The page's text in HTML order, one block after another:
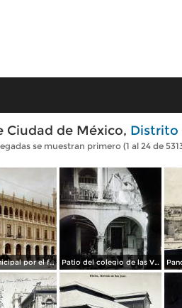
Ciudad de México, Distrito
se muestran primero (1 al 24 de
Palacio Municipal por el fotografo Hugo Brehme.. Patio del colegio de las Vizcainas por el fotografo Hugo Brehme.